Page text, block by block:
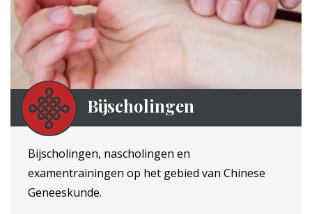
Bijscholingen
Bijscholingen, nascholingen en
examentrainingen op het gebied van Chinese
Geneeskunde.